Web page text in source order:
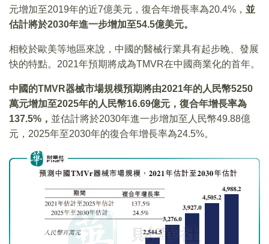
元增加至2019年的近7億美元，復合年增長率為20.4%， 並
估計將於2030年進一步增加至54.5億美元。
相較於歐美等地區來說，中國的醫械行業具有起步晚、發展
快的特點。2021年預期將成為TMVR在中國商業化的首年。
中國的TMVR器械市場規模預期將由2021年的人民幣5250
萬元增加至2025年的人民幣16.69億元，復合年增長率為
137.5% ， 並估計將於2030年進一步增加至人民幣49.88億
元，2025年至2030年的復合年增長率為24.5%。